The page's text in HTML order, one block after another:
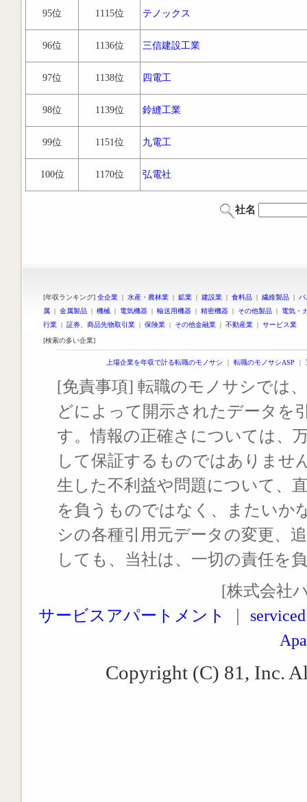
95位 1115位 テノックス
96位 1136位 三信建設工業
97位 1138位 四電工
98位 1139位 鈴縫工業
99位 1151位 九電工
100位 1170位 弘電社
社名
[年収ランキング] 全企業 | 水産・農林業 | 鉱業 | 建設業 | 食料品 | 繊維製品 |
属 | 金属製品 | 機械 | 電気機器 | 輸送用機器 | 精密機器 | その他製品 | 電気・
行業 | 証券、商品先物取引業 | 保険業 | その他金融業 | 不動産業 | サービス業
[検索の多い企業]
上場企業を年収で計る転職のモノサシ ｜ 転職のモノサシASP ｜
[免責事項] 転職のモノサシでは
どによって開示されたデータを
す。情報の正確さについては、
して保証するものではありませ
生した不利益や問題について、
を負うものではなく、またいか
シの各種引用元データの変更、
しても、当社は、一切の責任を
[株式会社
サービスアパートメント
Copyright (C) 81, Inc.